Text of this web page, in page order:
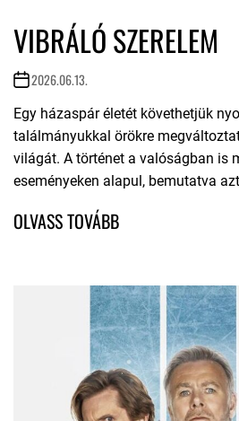
VIBRÁLÓ SZERELEM
2026.06.13.
Egy házaspár életét követhetjük
találmányukkal örökre
világát. A történet a valóságban is
eseményeken alapul, bemutatva